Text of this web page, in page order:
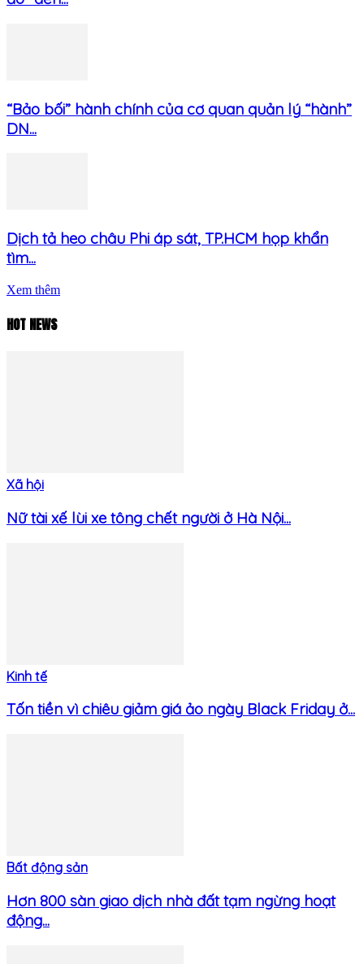
“Bảo bối” hành chính của cơ quan quản lý “hành”
DN...
Dịch tả heo châu Phi áp sát, TP.HCM họp khẩn
tìm...
Xem thêm
HOT NEWS
Xã hội
Nữ tài xế lùi xe tông chết người ở Hà Nội...
Kinh tế
Tốn tiền vì chiêu giảm giá ảo ngày Black Friday ở...
Bất động sản
Hơn 800 sàn giao dịch nhà đất tạm ngừng hoạt
động...